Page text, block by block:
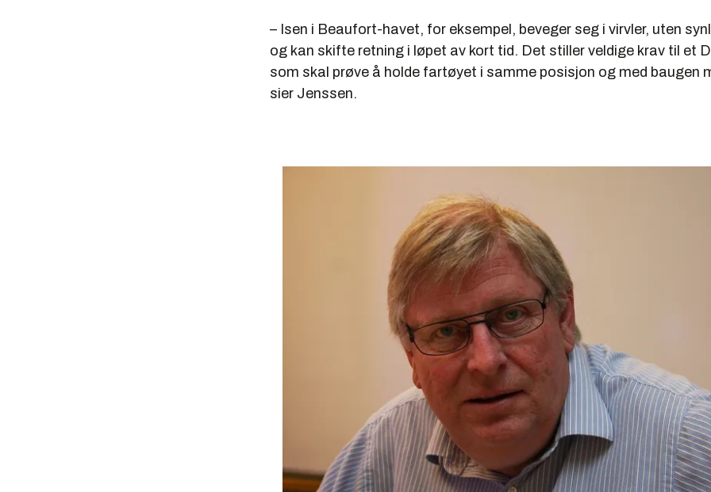
– Isen i Beaufort-havet, for eksempel, beveger seg i virvler, uten
og kan skifte retning i løpet av kort tid. Det stiller veldige krav til et
som skal prøve å holde fartøyet i samme posisjon og med baugen
sier Jenssen.